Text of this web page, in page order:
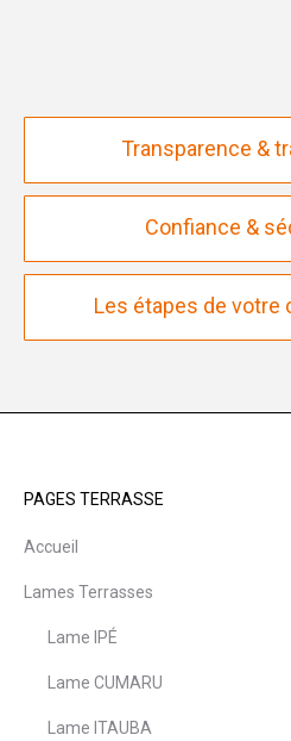
Transparence &
Confiance &
Les étapes de votre
PAGES TERRASSE
Accueil
Lames Terrasses
Lame IPÉ
Lame CUMARU
Lame ITAUBA